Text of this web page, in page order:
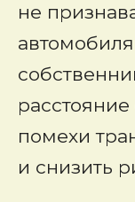
не
помехи
и снизить